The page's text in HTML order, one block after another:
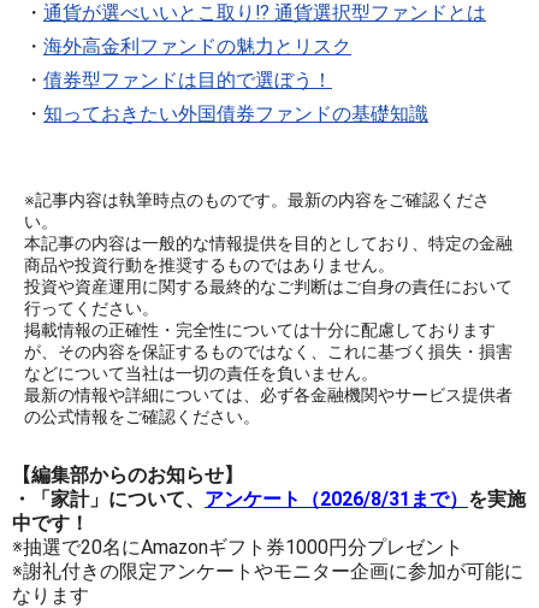
・ 通貨が選べいいとこ取り!? 通貨選択型ファンドとは
・ 海外高金利ファンドの魅力とリスク
・ 債券型ファンドは目的で選ぼう！
・ 知っておきたい外国債券ファンドの基礎知識
※記事内容は執筆時点のものです。最新の内容をご確認くださ
い。
本記事の内容は一般的な情報提供を目的としており、特定の金融
商品や投資行動を推奨するものではありません。
投資や資産運用に関する最終的なご判断はご自身の責任において
行ってください。
掲載情報の正確性・完全性については十分に配慮しております
が、その内容を保証するものではなく、これに基づく損失・損害
などについて当社は一切の責任を負いません。
最新の情報や詳細については、必ず各金融機関やサービス提供者
の公式情報をご確認ください。
【編集部からのお知らせ】
・「家計」について、 アンケート（2026/8/31まで） を実施
中です！
※抽選で20名にAmazonギフト券1000円分プレゼント
※謝礼付きの限定アンケートやモニター企画に参加が可能に
なります